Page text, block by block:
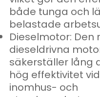
både tunga och
belastade
Dieselmotor: Den
dieseldrivna
säkerställer lång
hög effektivitet
inomhus- och